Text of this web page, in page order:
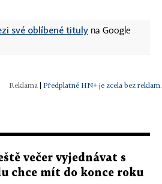
své oblíbené tituly na Google
| Předplatné HN+ je zcela bez reklam.
večer vyjednávat s
chce mít do konce roku